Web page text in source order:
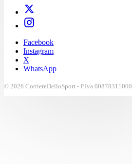
Facebook
Instagram
X
WhatsApp
© 2026 CorriereDelloSport - P.Iva 00878311000